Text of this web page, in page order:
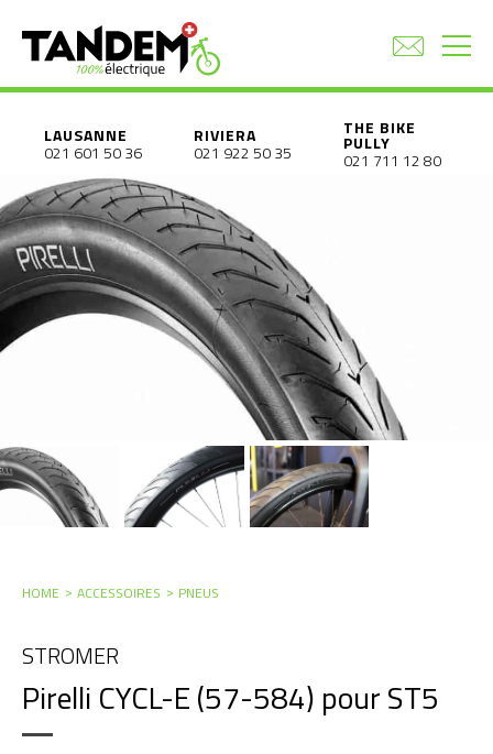
LAUSANNE
021 601 50 36
RIVIERA
021 922 50 35
THE BIKE
PULLY
021 711 12 80
HOME ACCESSOIRES PNEUS
STROMER
Pirelli CYCL-E (57-584) pour ST5